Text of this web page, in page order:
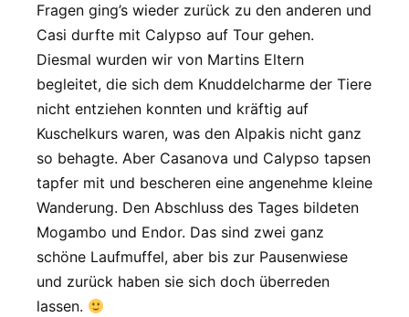
Fragen ging’s wieder zurück zu den anderen und
Casi durfte mit Calypso auf Tour gehen.
Diesmal wurden wir von Martins Eltern
begleitet, die sich dem Knuddelcharme der Tiere
nicht entziehen konnten und kräftig auf
Kuschelkurs waren, was den Alpakis nicht ganz
so behagte. Aber Casanova und Calypso tapsen
tapfer mit und bescheren eine angenehme kleine
Wanderung. Den Abschluss des Tages bildeten
Mogambo und Endor. Das sind zwei ganz
schöne Laufmuffel, aber bis zur Pausenwiese
und zurück haben sie sich doch überreden
lassen.